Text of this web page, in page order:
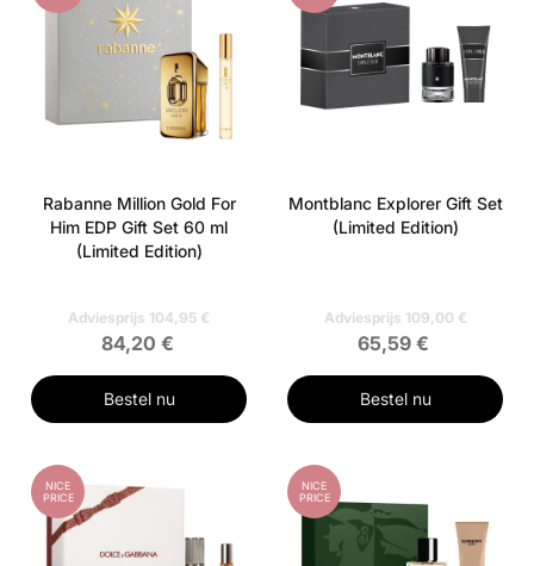
Rabanne Million Gold For
Him EDP Gift Set 60 ml
(Limited Edition)
Adviesprijs 104,95 €
84,20 €
Bestel nu
Montblanc Explorer Gift Set
(Limited Edition)
Adviesprijs 109,00 €
65,59 €
Bestel nu
NICE
PRICE
NICE
PRICE